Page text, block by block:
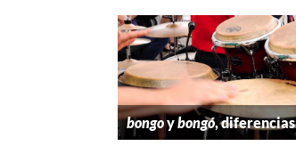
bongoybongó, diferencias